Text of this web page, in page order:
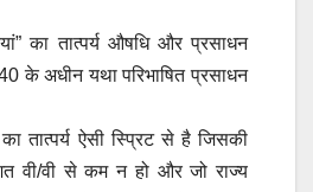
का तात्पर्य औषधि और प्रसाधन
के अधीन यथा परिभाषित प्रसाधन
का तात्पर्य ऐसी स्प्रिट से है जिसकी
वी/वी से कम न हो और जो राज्य